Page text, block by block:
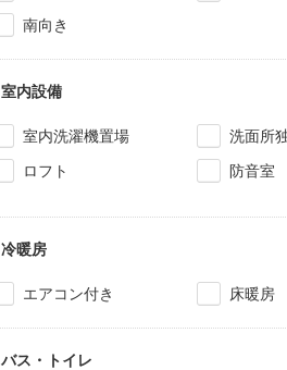
南向き
室内設備
室内洗濯機置場
洗面所
ロフト
防音室
冷暖房
エアコン付き 床暖房
バス・トイレ